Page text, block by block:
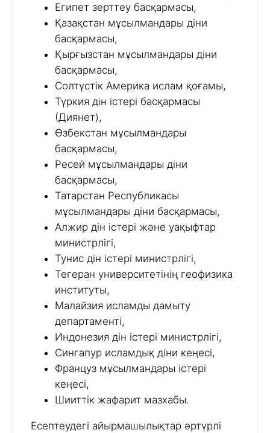
Египет зерттеу басқармасы,
Қазақстан мұсылмандары діни
басқармасы,
Қырғызстан мұсылмандары діни
басқармасы,
Солтүстік Америка ислам қоғамы,
Түркия дін істері басқармасы
(Диянет),
Өзбекстан мұсылмандары
басқармасы,
Ресей мұсылмандары діни
басқармасы,
Татарстан Республикасы
мұсылмандары діни басқармасы,
Алжир дін істері және уақыфтар
министрлігі,
Тунис дін істері министрлігі,
Тегеран университетінің геофизика
институты,
Малайзия исламды дамыту
департаменті,
Индонезия дін істері министрлігі,
Сингапур исламдық діни кеңесі,
Француз мұсылмандары істері
кеңесі,
Шииттік жафарит мазхабы.
Есептеудегі айырмашылықтар әртүрлі